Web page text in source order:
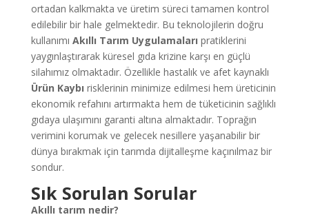
ortadan kalkmakta ve üretim süreci tamamen kontrol
edilebilir bir hale gelmektedir. Bu teknolojilerin doğru
kullanımı Akıllı Tarım Uygulamaları pratiklerini
yaygınlaştırarak küresel gıda krizine karşı en güçlü
silahımız olmaktadır. Özellikle hastalık ve afet kaynaklı
Ürün Kaybı risklerinin minimize edilmesi hem üreticinin
ekonomik refahını artırmakta hem de tüketicinin sağlıklı
gıdaya ulaşımını garanti altına almaktadır. Toprağın
verimini korumak ve gelecek nesillere yaşanabilir bir
dünya bırakmak için tarımda dijitalleşme kaçınılmaz bir
sondur.
Sık Sorulan Sorular
Akıllı tarım nedir?